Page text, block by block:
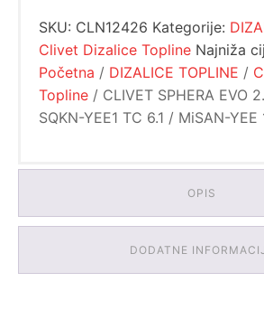
SQKN-
YEE1
6.1
/
MiSAN-
SKU: CLN12426 Kategorije:
Clivet Dizalice Topline Najniža
Početna / DIZALICE TOPLINE /
Topline / CLIVET SPHERA EVO
SQKN-YEE1 TC 6.1 / MiSAN-YEE
OPIS
DODATNE